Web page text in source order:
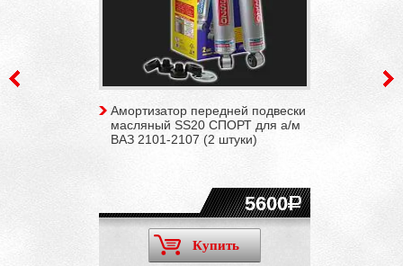
Амортизатор передней подвески
масляный SS20 СПОРТ для а/м
ВАЗ 2101-2107 (2 штуки)
5600
Купить